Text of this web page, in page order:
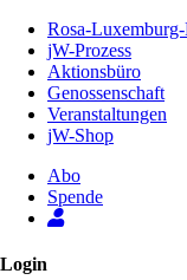
Inhalt
Seite
Rosa-
jW-Prozess
Aktionsbüro
Genossenschaft
Veranstaltungen
jW-Shop
Abo
Spende
Login